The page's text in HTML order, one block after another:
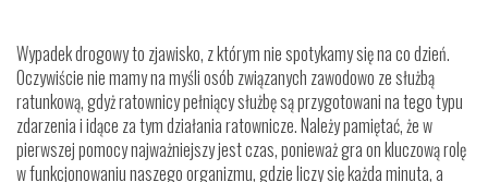
Wypadek drogowy to zjawisko, z którym nie spotykamy się na co dzień.
Oczywiście nie mamy na myśli osób związanych zawodowo ze służbą
ratunkową, gdyż ratownicy pełniący służbę są przygotowani na tego typu
zdarzenia i idące za tym działania ratownicze. Należy pamiętać, że w
pierwszej pomocy najważniejszy jest czas, ponieważ gra on kluczową rolę
w funkcjonowaniu naszego organizmu, gdzie liczy się każda minuta, a